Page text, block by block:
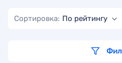
Сортировка: По рейтингу